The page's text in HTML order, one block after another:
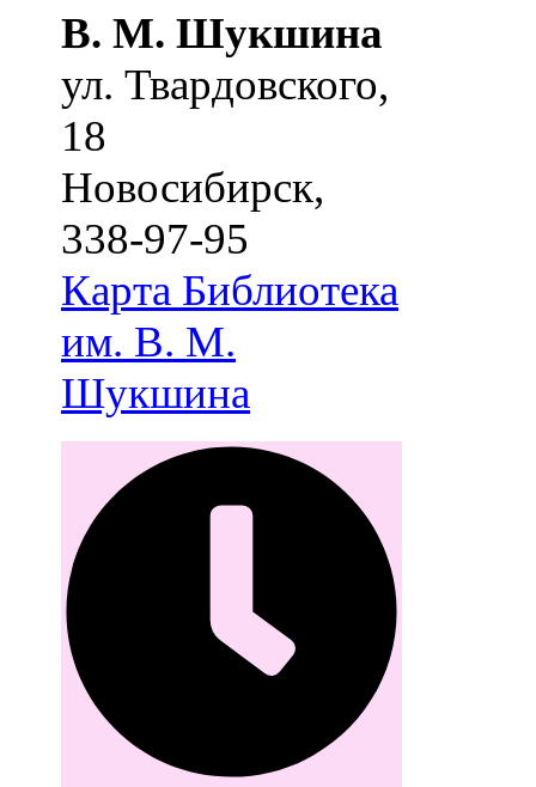
В. М. Шукшина
ул. Твардовского,
18
Новосибирск,
338-97-95
Карта Библиотека
им. В. М.
Шукшина